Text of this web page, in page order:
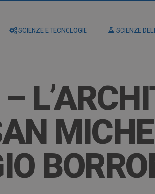
SCIENZE E TECNOLOGIE SCIENZE